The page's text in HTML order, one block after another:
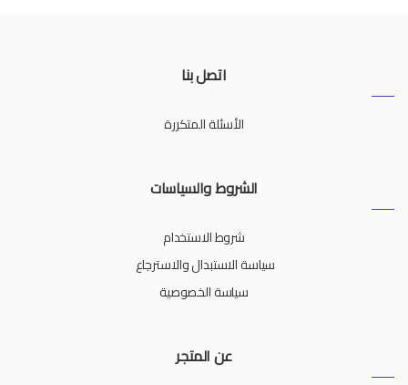
اتصل بنا
الأسئلة المتكررة
الشروط والسياسات
شروط الاستخدام
سياسة الاستبدال والاسترجاع
سياسة الخصوصية
عن المتجر